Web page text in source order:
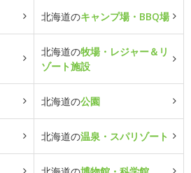
北海道のキャンプ場・BBQ場
北海道の牧場・レジャー＆リ
ゾート施設
北海道の公園
北海道の温泉・スパリゾート